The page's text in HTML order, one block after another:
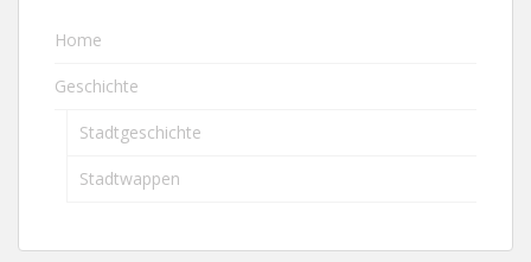
Home
Geschichte
Stadtgeschichte
Stadtwappen